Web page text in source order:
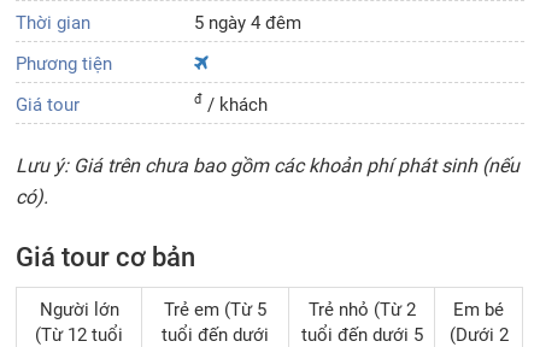
Thời gian
5 ngày 4 đêm
Phương tiện
Giá tour
đ / khách
Lưu ý: Giá trên chưa bao gồm các khoản phí phát sinh (nếu
có).
Giá tour cơ bản
Người lớn
(Từ 12 tuổi
Trẻ em (Từ 5
tuổi đến dưới
Trẻ nhỏ (Từ 2
tuổi đến dưới 5
Em bé
(Dưới 2